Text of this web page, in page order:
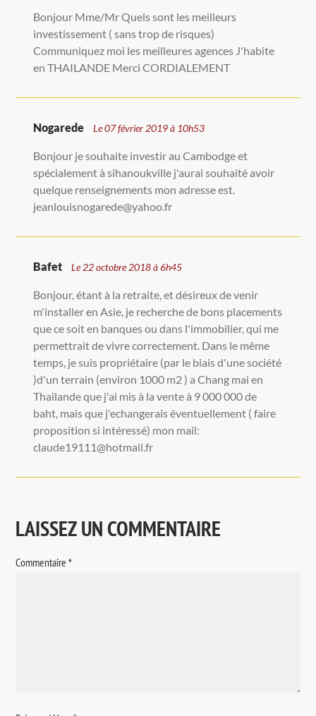
Bonjour Mme/Mr Quels sont les meilleurs
investissement ( sans trop de risques)
Communiquez moi les meilleures agences J'habite
en THAILANDE Merci CORDIALEMENT
Nogarede Le 07 février 2019 à 10h53
Bonjour je souhaite investir au Cambodge et
spécialement à sihanoukville j'aurai souhaité avoir
quelque renseignements mon adresse est.
jeanlouisnogarede@yahoo.fr
Bafet Le 22 octobre 2018 à 6h45
Bonjour, étant à la retraite, et désireux de venir
m'installer en Asie, je recherche de bons placements
que ce soit en banques ou dans l'immobilier, qui me
permettrait de vivre correctement. Dans le même
temps, je suis propriétaire (par le biais d'une société
)d'un terrain (environ 1000 m2 ) a Chang mai en
Thailande que j'ai mis à la vente à 9 000 000 de
baht, mais que j'echangerais éventuellement ( faire
proposition si intéressé) mon mail:
claude19111@hotmail.fr
LAISSEZ UN COMMENTAIRE
Commentaire*